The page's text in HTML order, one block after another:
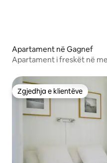
Apartament në Gagnef
Apartament i freskët në
Zgjedhja e klientëve
Zgjedhja e klientëve